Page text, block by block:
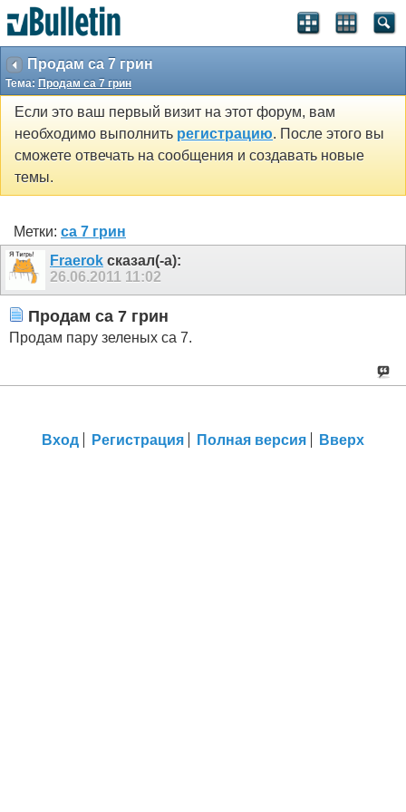
Продам са 7 грин
Тема: Продам са 7 грин
Если это ваш первый визит на этот форум, вам
необходимо выполнить регистрацию. После этого вы
сможете отвечать на сообщения и создавать новые
темы.
Метки: са 7 грин
Fraerok сказал(-а):
26.06.2011 11:02
Продам са 7 грин
Продам пару зеленых са 7.
Вход Регистрация Полная версия Вверх